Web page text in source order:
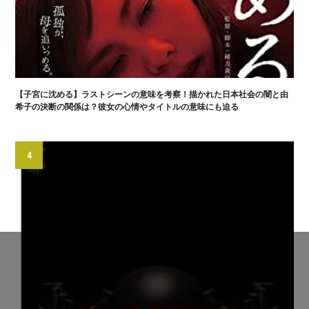
【子宮に沈める】ラストシーンの意味を考察！描かれた日本社会の闇と由
希子の決断の関係は？彼女の心情やタイトルの意味にも迫る
4